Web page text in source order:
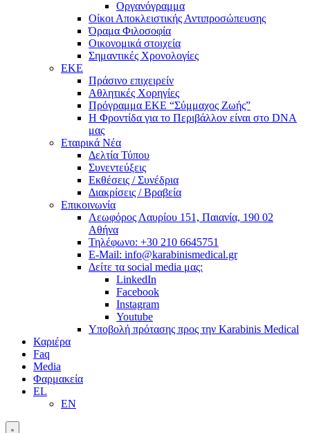
Οργανόγραμμα
Οίκοι Αποκλειστικής Αντιπροσώπευσης
Όραμα Φιλοσοφία
Οικονομικά στοιχεία
Σημαντικές Χρονολογίες
ΕΚΕ
Πράσινο επιχειρείν
Αθλητικές Χορηγίες
Πρόγραμμα ΕΚΕ “Σύμμαχος Ζωής”
Η Φροντίδα για το Περιβάλλον είναι στο DNA
μας
Εταιρικά Νέα
Δελτία Τύπου
Συνεντεύξεις
Εκθέσεις / Συνέδρια
Διακρίσεις / Βραβεία
Επικοινωνία
Λεωφόρος Λαυρίου 151, Παιανία, 190 02
Αθήνα
Τηλέφωνο: +30 210 6645751
E-Mail: info@karabinismedical.gr
Δείτε τα social media μας:
LinkedIn
Facebook
Instagram
Youtube
Υποβολή πρότασης προς την Karabinis Medical
Καριέρα
Faq
Media
Φαρμακεία
EL
EN